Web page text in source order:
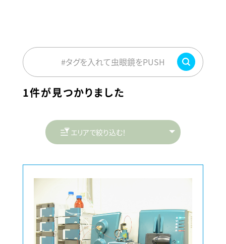
#タグを入れて虫眼鏡をPUSH
1件が見つかりました